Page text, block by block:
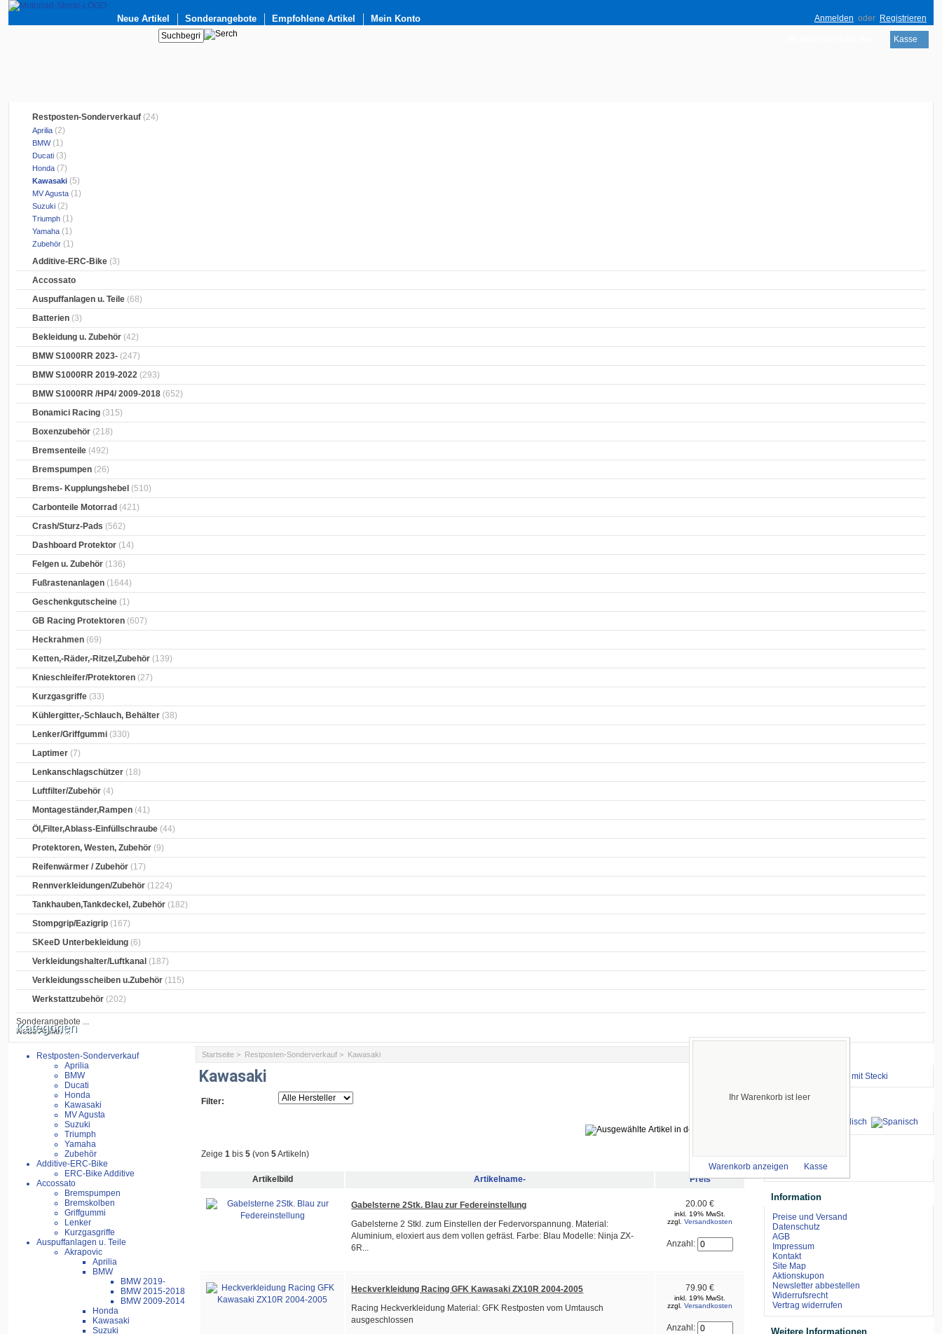
Neue Artikel Sonderangebote Empfohlene Artikel Mein Konto Anmelden oder Registrieren
Kasse
Restposten-Sonderverkauf (24)
Aprilia (2)
BMW(1)
Ducati (3)
Honda (7)
Kawasaki (5)
MV Agusta (1)
Suzuki (2)
Triumph (1)
Yamaha (1)
Zubehör (1)
Additive-ERC-Bike (3)
Accossato
Auspuffanlagen u. Teile (68)
Batterien (3)
Bekleidung u. Zubehör (42)
BMW S1000RR 2023- (247)
BMW S1000RR 2019-2022 (293)
BMW S1000RR /HP4/ 2009-2018 (652)
Bonamici Racing (315)
Boxenzubehör (218)
Bremsenteile (492)
Bremspumpen (26)
Brems- Kupplungshebel (510)
Carbonteile Motorrad (421)
Crash/Sturz-Pads (562)
Dashboard Protektor (14)
Felgen u. Zubehör (136)
Fußrastenanlagen (1644)
Geschenkgutscheine (1)
GB Racing Protektoren (607)
Heckrahmen (69)
Ketten,-Räder,-Ritzel,Zubehör (139)
Knieschleifer/Protektoren (27)
Kurzgasgriffe (33)
Kühlergitter,-Schlauch, Behälter (38)
Lenker/Griffgummi (330)
Laptimer (7)
Lenkanschlagschützer (18)
Luftfilter/Zubehör (4)
Montageständer,Rampen (41)
Öl,Filter,Ablass-Einfüllschraube (44)
Protektoren, Westen, Zubehör (9)
Reifenwärmer / Zubehör (17)
Rennverkleidungen/Zubehör (1224)
Tankhauben,Tankdeckel, Zubehör (182)
Stompgrip/Eazigrip (167)
SKeeD Unterbekleidung (6)
Verkleidungshalter/Luftkanal (187)
Verkleidungsscheiben u.Zubehör (115)
Werkstattzubehör (202)
Sonderangebote ...
Neue Artikel ...
Ihr Warenkorb ist leer
Warenkorb anzeigen Kasse
Kategorien
Restposten-Sonderverkauf
Aprilia
BMW
Ducati
Honda
Kawasaki
MV Agusta
Suzuki
Triumph
Yamaha
Zubehör
Additive-ERC-Bike
ERC-Bike Additive
Accossato
Bremspumpen
Bremskolben
Griffgummi
Lenker
Kurzgasgriffe
Auspuffanlagen u. Teile
Akrapovic
Aprilia
BMW
BMW 2019-
BMW 2015-2018
BMW 2009-2014
Honda
Kawasaki
Suzuki
Startseite > Restposten-Sonderverkauf > Kawasaki
Kawasaki
Filter:
Zeige1 bis5 (von5Artikeln)
Artikelbild Artikelname- Preis
Gabelsterne 2Stk. Blau zur Federeinstellung
Gabelsterne 2 Stkl. zum Einstellen der Federvorspannung. Material:
Aluminium, eloxiert aus dem vollen gefräst. Farbe: Blau Modelle: Ninja ZX-
6R...
20.00 €
inkl. 19% MwSt.
zzgl.Versandkosten
Anzahl:
Heckverkleidung Racing GFK Kawasaki ZX10R 2004-2005
Racing Heckverkleidung Material: GFK Restposten vom Umtausch
ausgeschlossen
79.90 €
inkl. 19% MwSt.
zzgl.Versandkosten
Anzahl:
⇒ zum Renntraining mit Stecki
Sprachen
Information
Preise und Versand
Datenschutz
AGB
Impressum
Kontakt
Site Map
Aktionskupon
Newsletter abbestellen
Widerrufsrecht
Vertrag widerrufen
Weitere Informationen